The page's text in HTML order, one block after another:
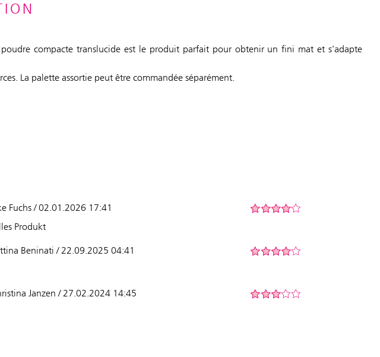
compacte translucide est le produit parfait pour obtenir un fini mat et s’adapte
La palette assortie peut être commandée séparément.
Fuchs / 02.01.2026 17:41
Produkt
Beninati / 22.09.2025 04:41
Janzen / 27.02.2024 14:45